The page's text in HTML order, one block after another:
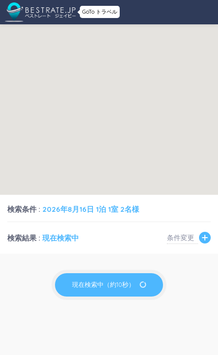
GoTo トラベル
検索条件 : 2026年8月16日 1泊 1室 2名様
検索結果 : 現在検索中 条件変更
現在検索中（約10秒）